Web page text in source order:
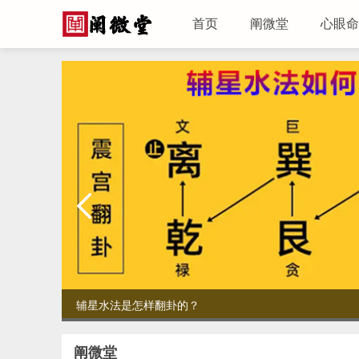
首页 阐微堂 心眼
辅星水法是怎样翻卦的？
阐微堂